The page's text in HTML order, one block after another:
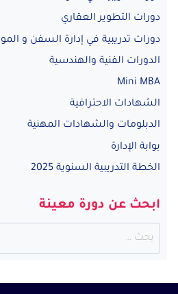
دورات التطوير العقاري
دورات تدريبية في إدارة السفن و
الدورات الفنية والهندسية
Mini MBA
الشهادات الاحترافية
الدبلومات والشهادات المهنية
بوابة الإدارة
الخطة التدريبية السنوية 2025
ابحث عن دورة معينة
البحث
عن: